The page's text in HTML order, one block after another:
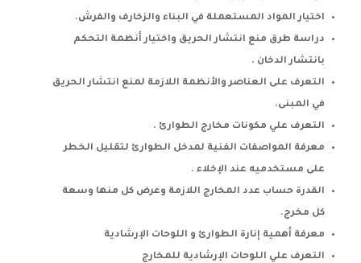
اختيار المواد المستعملة في البناء والزخارف والفرش.
دراسة طرق منع انتشار الحريق واختيار أنظمة التحكم
بانتشار الدخان .
التعرف على العناصر والأنظمة اللازمة لمنع انتشار الحريق
في المبنى.
التعرف علي مكونات مخارج الطوارئ .
معرفة المواصفات الفنية لمدخل الطوارئ لتقليل الخطر
على مستخدميه عند الإخلاء .
القدرة حساب عدد المخارج اللازمة وعرض كل منها وسعة
كل مخرج.
معرفة أهمية إنارة الطوارئ و اللوحات الإرشادية
التعرف علي اللوحات الإرشادية للمخارج